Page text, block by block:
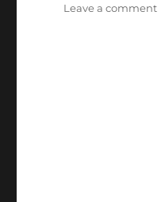
Leave a commenton